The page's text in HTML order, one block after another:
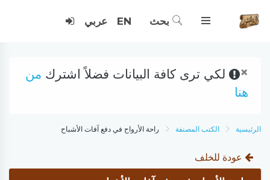
بحث EN عربي
× لكي ترى كافة البيانات فضلاً اشترك من
هنا
الرئيسية الكتب المصنفة راحة الأرواح في دفع آفات الأشباح
عودة للخلف